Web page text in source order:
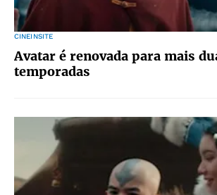
CINEINSITE
Avatar é renovada para mais
temporadas